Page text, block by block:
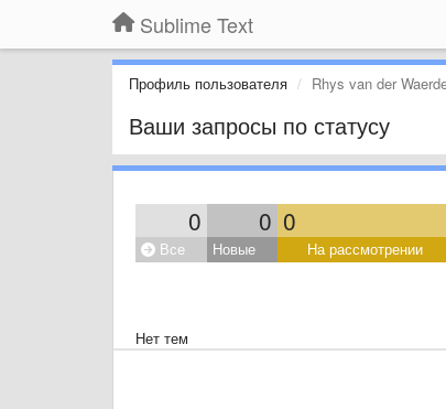
Sublime Text
Профиль пользователя Rhys van der
Ваши запросы по статусу
0 0 0
Все Новые На рассмотрении
Нет тем